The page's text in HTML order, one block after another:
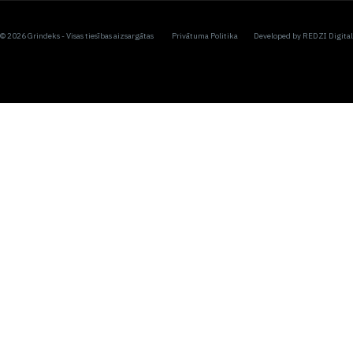
© 2026 Grindeks - Visas tiesības aizsargātas Privātuma Politika Developed by REDZI Digital